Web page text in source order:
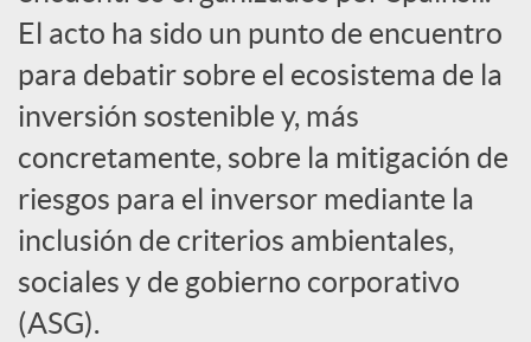
i
a
l
e
El acto ha sido un punto de encuentro
para debatir sobre el ecosistema de la
inversión sostenible y, más
concretamente, sobre la mitigación de
riesgos para el inversor mediante la
inclusión de criterios ambientales,
sociales y de gobierno corporativo
(ASG).